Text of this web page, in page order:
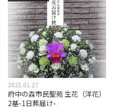
2021.01.27
府中の森市民聖苑 生花（洋花）
2基-1日葬届け-